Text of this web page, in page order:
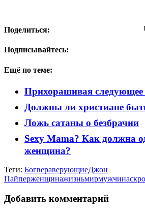
Поделиться:
Подписывайтесь:
Ещё по теме:
Прихорашивая следующее
Должны ли христиане
Ложь сатаны о безбрачии
Sexy Mama? Как должна
женщина?
Теги: БогвераверующиеДжон
Пайперженщинажизньмирмужчина
Добавить комментарий